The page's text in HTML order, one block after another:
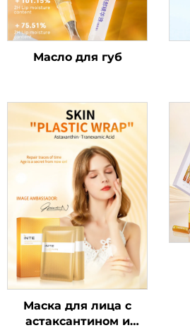
Масло для губ
Маска для лица с
астаксантином и